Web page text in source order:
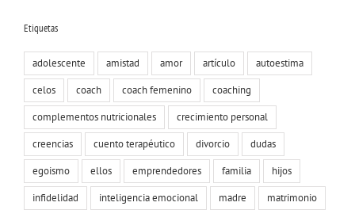
Etiquetas
adolescente amistad amor artículo
autoestima
celos
coach coach femenino
coaching
complementos nutricionales
crecimiento personal
creencias
cuento terapéutico divorcio
dudas
egoismo
ellos emprendedores familia
hijos
infidelidad
inteligencia emocional madre
matrimonio